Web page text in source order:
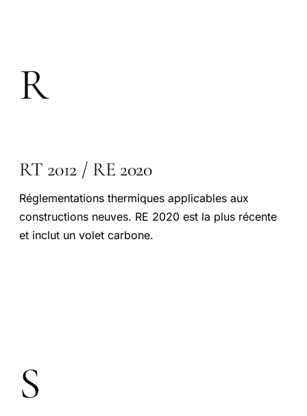
R
RT 2012 / RE 2020
Réglementations thermiques applicables aux
constructions neuves. RE 2020 est la plus récente
et inclut un volet carbone.
S